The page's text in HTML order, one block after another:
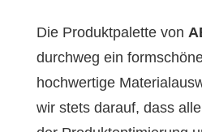
Die Produktpalette von
durchweg ein
hochwertige
wir stets darauf, dass